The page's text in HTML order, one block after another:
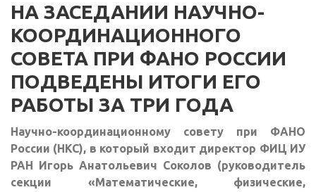
НА ЗАСЕДАНИИ НАУЧНО-
КООРДИНАЦИОННОГО
СОВЕТА ПРИ ФАНО РОССИИ
ПОДВЕДЕНЫ ИТОГИ ЕГО
РАБОТЫ ЗА ТРИ ГОДА
Научно-координационному совету при ФАНО
России (НКС), в который входит директор ФИЦ ИУ
РАН Игорь Анатольевич Соколов (руководитель
секции «Математические, физические,